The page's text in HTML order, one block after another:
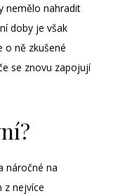
nemělo nahradit
doby je však
o ně zkušené
se znovu zapojují
náročné na
z nejvíce